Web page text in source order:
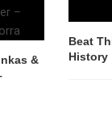
&
Beat
History